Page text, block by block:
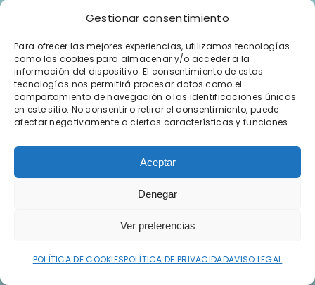
Gestionar consentimiento
Para ofrecer las mejores experiencias, utilizamos tecnologías
como las cookies para almacenar y/o acceder a la
información del dispositivo. El consentimiento de estas
tecnologías nos permitirá procesar datos como el
comportamiento de navegación o las identificaciones únicas
en este sitio. No consentir o retirar el consentimiento, puede
afectar negativamente a ciertas características y funciones.
Aceptar
Denegar
Ver preferencias
POLÍTICA DE COOKIESPOLÍTICA DE PRIVACIDADAVISO LEGAL
Domicilio fiscal: C. Pintor Murillo, 1,
No es una clínica ni un centro de consultas.
Teléfono:
644 18 23 40
Enlaces de interés
Endocrino por email
Endocrino en Granada